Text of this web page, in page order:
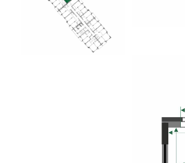
Онлайн-запись